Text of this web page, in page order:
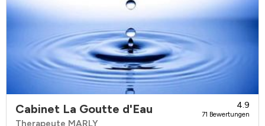
Cabinet La Goutte d'Eau 4.9
71 Bewertungen
Therapeute MARLY